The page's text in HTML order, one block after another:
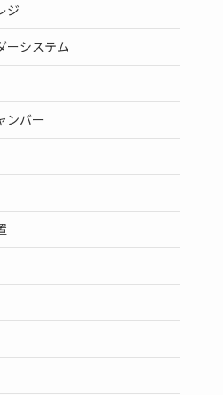
ジ
ーシステム
ンバー